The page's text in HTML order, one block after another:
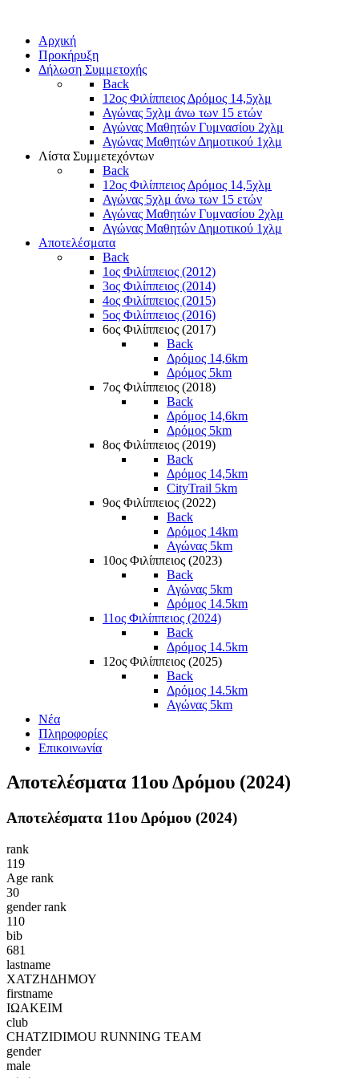
Αρχική
Προκήρυξη
Δήλωση Συμμετοχής
Back
12ος Φιλίππειος Δρόμος 14,5χλμ
Αγώνας 5χλμ άνω των 15 ετών
Αγώνας Μαθητών Γυμνασίου 2χλμ
Αγώνας Μαθητών Δημοτικού 1χλμ
Λίστα Συμμετεχόντων
Back
12ος Φιλίππειος Δρόμος 14,5χλμ
Αγώνας 5χλμ άνω των 15 ετών
Αγώνας Μαθητών Γυμνασίου 2χλμ
Αγώνας Μαθητών Δημοτικού 1χλμ
Αποτελέσματα
Back
1ος Φιλίππειος (2012)
3ος Φιλίππειος (2014)
4ος Φιλίππειος (2015)
5ος Φιλίππειος (2016)
6ος Φιλίππειος (2017)
Back
Δρόμος 14,6km
Δρόμος 5km
7ος Φιλίππειος (2018)
Back
Δρόμος 14,6km
Δρόμος 5km
8ος Φιλίππειος (2019)
Back
Δρόμος 14,5km
CityTrail 5km
9ος Φιλίππειος (2022)
Back
Δρόμος 14km
Αγώνας 5km
10ος Φιλίππειος (2023)
Back
Αγώνας 5km
Δρόμος 14.5km
11ος Φιλίππειος (2024)
Back
Δρόμος 14.5km
12ος Φιλίππειος (2025)
Back
Δρόμος 14.5km
Αγώνας 5km
Νέα
Πληροφορίες
Επικοινωνία
Αποτελέσματα 11ου Δρόμου (2024)
Αποτελέσματα 11ου Δρόμου (2024)
rank
119
Age rank
30
gender rank
110
bib
681
lastname
ΧΑΤΖΗΔΗΜΟΥ
firstname
ΙΩΑΚΕΙΜ
club
CHATZIDIMOU RUNNING TEAM
gender
male